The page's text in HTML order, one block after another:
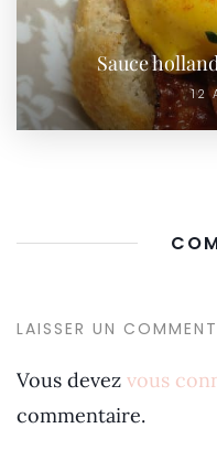
Sauce
12
LAISSER UN
Vous devez vous
commentaire.